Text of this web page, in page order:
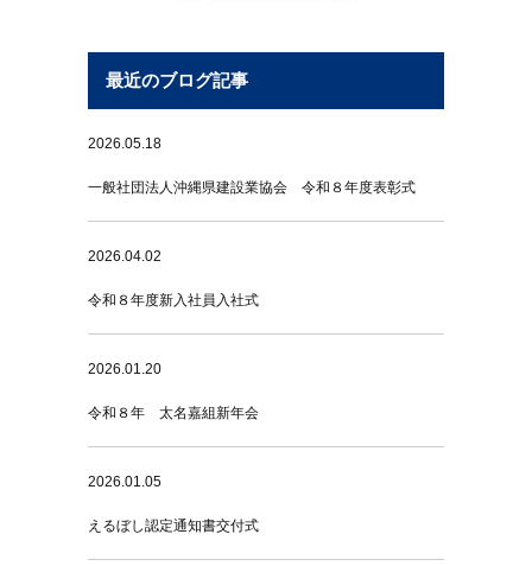
最近のブログ記事
2026.05.18
一般社団法人沖縄県建設業協会 令和８年度表彰式
2026.04.02
令和８年度新入社員入社式
2026.01.20
令和８年 太名嘉組新年会
2026.01.05
えるぼし認定通知書交付式